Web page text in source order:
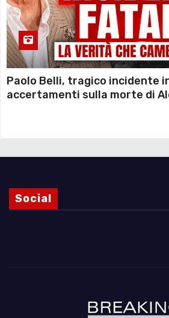
Paolo Belli, tragico incidente
accertamenti sulla morte di
Social